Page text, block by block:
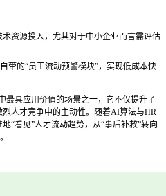
资源投入，尤其对于中小企业而言需评估
自带的“员工流动预警模块”，实现低成本快
最具应用价值的场景之一，它不仅提升了
人才竞争中的主动性。随着AI算法与HR
“看见”人才流动趋势，从“事后补救”转向